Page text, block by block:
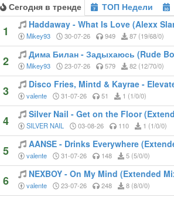
Сегодня в тренде 7 ТОП Недели 30
1 Haddaway - What Is Love (Alexx
Mikey93 30-07-26 949 87 (19/68/0)
2 Дима Билан - Задыхаюсь (Rude
Mikey93 23-07-26 579 82 (12/70/0)
3 Disco Fries, Mintd & Kayrae -
valente 31-07-26 51 1 (1/0/0)
4 Silver Nail - Get on the Floor
SILVER NAIL 03-08-26 110 1 (1/0/0)
5 AANSE - Drinks Everywhere
valente 31-07-26 148 5 (5/0/0)
6 NEXBOY - On My Mind (Extended
valente 23-07-26 248 8 (8/0/0)